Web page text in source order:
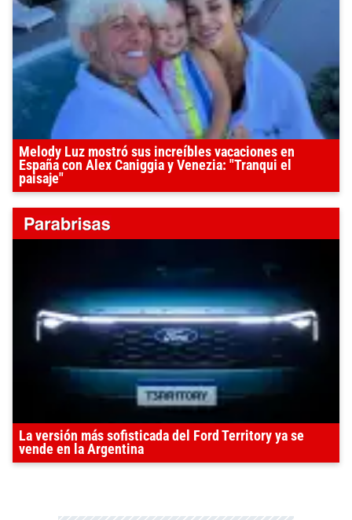
Melody Luz mostró sus increíbles vacaciones en
España con Alex Caniggia y Venezia: "Tranqui el
paisaje"
La versión más sofisticada del Ford Territory ya se
vende en la Argentina